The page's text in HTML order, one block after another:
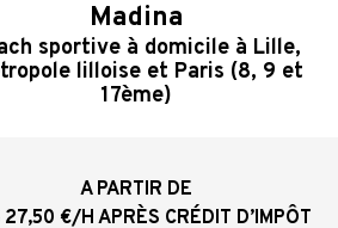
Madina
sportive à domicile à Lille,
lilloise et Paris (8, 9 et
17ème)
A PARTIR DE
27,50 €/H APRÈS CRÉDIT D’IMPÔT